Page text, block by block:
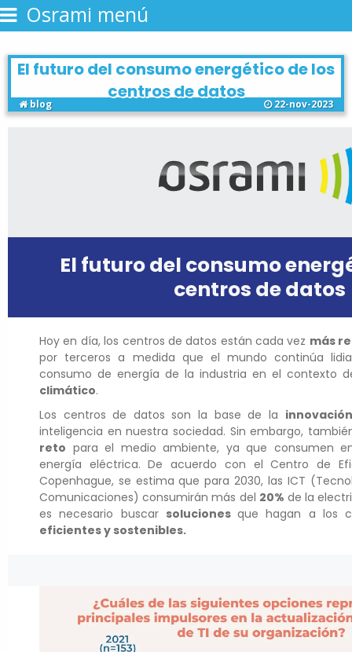
Osrami menú
El futuro del consumo energético de los
centros de datos
blog 22-nov-2023
El futuro del consumo
centros de datos
Hoy en día, los centros de datos están cada vez más
por terceros a medida que el mundo continúa
consumo de energía de la industria en el contexto
climático.
Los centros de datos son la base de la innovación
inteligencia en nuestra sociedad. Sin embargo,
reto para el medio ambiente, ya que consumen
energía eléctrica. De acuerdo con el Centro de
Copenhague, se estima que para 2030, las ICT
Comunicaciones) consumirán más del 20% de la
es necesario buscar solucionesque hagan a los
eficientes y sostenibles.